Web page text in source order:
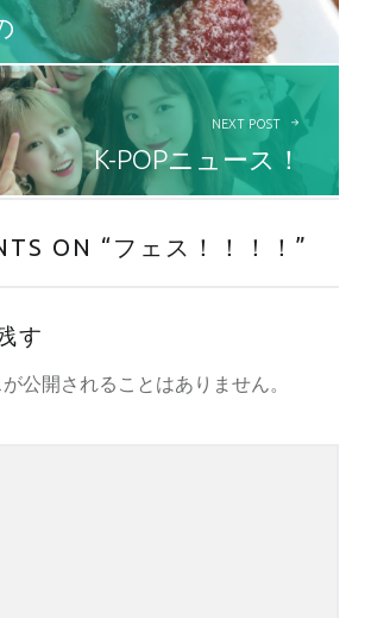
NEXT POST
K-POPニュース！
ON “ フェス！！！！ ”
す
公開されることはありません。